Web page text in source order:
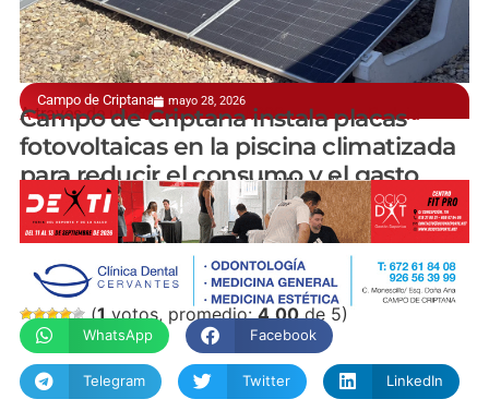
Campo de Criptana mayo 28, 2026
A través de un convenio de 40.000 euros con Redeia
Campo de Criptana instala placas
fotovoltaicas en la piscina climatizada
para reducir el consumo y el gasto
manchainformacion.com / Nuria Villacañas
(1votos, promedio:4,00de 5)
WhatsApp Facebook
Telegram Twitter LinkedIn